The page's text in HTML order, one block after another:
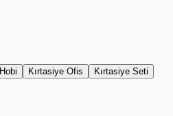
Hobi Kırtasiye Ofis
Kırtasiye Seti